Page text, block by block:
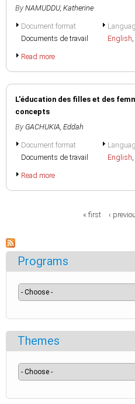
By NAMUDDU, Katherine
Document format
Documents de travail
English,
Read more
L'éducation des filles et des
concepts
By GACHUKIA, Eddah
Document format
Documents de travail
English,
Read more
« first ‹
Programs
Themes